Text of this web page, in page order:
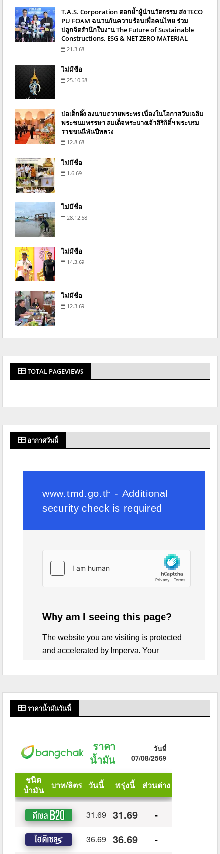
T.A.S. Corporation ตอกย้ำผู้นำนวัตกรรม ส่ง TECO
PU FOAM ฉนวนกันความร้อนเพื่อคนไทย ร่วม
ปลูกจิตสำนึกในงาน The Future of Sustainable
Constructions. ESG & NET ZERO MATERIAL
21.3.68
ไม่มีชื่อ
25.10.68
ป่อเต็กตึ๊ง ลงนามถวายพระพร เนื่องในโอกาสวันเฉลิม
พระชนมพรรษา สมเด็จพระนางเจ้าสิริกิติ์ฯ พระบรม
ราชชนนีพันปีหลวง
12.8.68
ไม่มีชื่อ
1.6.69
ไม่มีชื่อ
28.12.68
ไม่มีชื่อ
14.3.69
ไม่มีชื่อ
12.3.69
TOTAL PAGEVIEWS
อากาศวันนี้
ราคาน้ำมันวันนี้